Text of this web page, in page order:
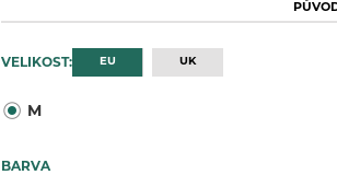
VELIKOST: EU UK
M
BARVA